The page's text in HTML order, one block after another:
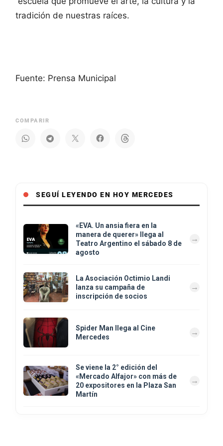
tradición de nuestras raíces.
Fuente: Prensa Municipal
COMPARIR
SEGUÍ LEYENDO EN HOY MERCEDES
«EVA. Un ansia fiera en la
manera de querer» llega al
Teatro Argentino el sábado 8 de
agosto
La Asociación Octimio Landi
lanza su campaña de
inscripción de socios
Spider Man llega al Cine
Mercedes
Se viene la 2° edición del
«Mercado Alfajor» con más de
20 expositores en la Plaza San
Martín